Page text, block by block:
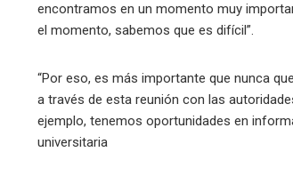
encontramos en un momento muy
el momento, sabemos que es difícil”.
“Por eso, es más importante que nunca
a través de esta reunión con las
ejemplo, tenemos oportunidades en
universitaria